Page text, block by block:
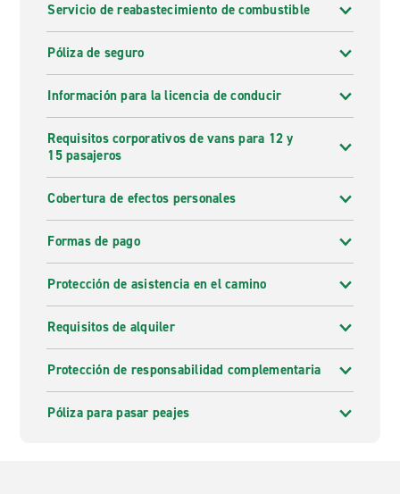
Servicio de reabastecimiento de combustible
Póliza de seguro
Información para la licencia de conducir
Requisitos corporativos de vans para 12 y
15 pasajeros
Cobertura de efectos personales
Formas de pago
Protección de asistencia en el camino
Requisitos de alquiler
Protección de responsabilidad complementaria
Póliza para pasar peajes